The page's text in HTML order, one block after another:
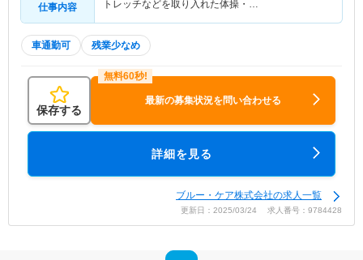
仕事内容
トレッチなどを取り入れた体操・…
車通勤可 残業少なめ
保存する
最新の募集状況を問い合わせる
詳細を見る
ブルー・ケア株式会社の求人一覧
更新日：2025/03/24 求人番号：9784428